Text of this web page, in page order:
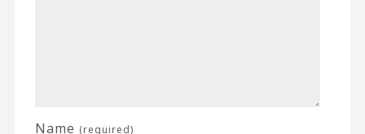
Name (required)